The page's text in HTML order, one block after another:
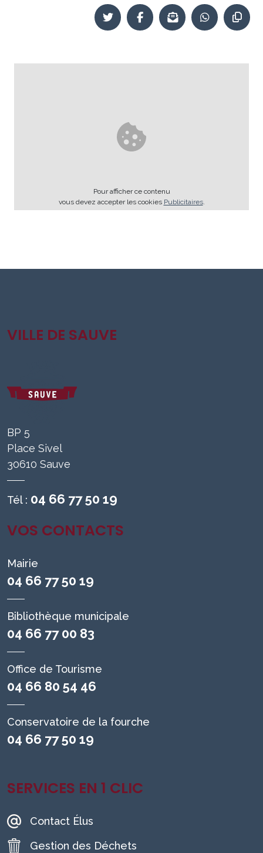
Pour afficher ce contenu
vous devez accepter les cookies Publicitaires.
VILLE DE SAUVE
BP 5
Place Sivel
30610 Sauve
Tél : 04 66 77 50 19
VOS CONTACTS
Mairie
04 66 77 50 19
Bibliothèque municipale
04 66 77 00 83
Office de Tourisme
04 66 80 54 46
Conservatoire de la fourche
04 66 77 50 19
SERVICES EN 1 CLIC
Contact Élus
Gestion des Déchets